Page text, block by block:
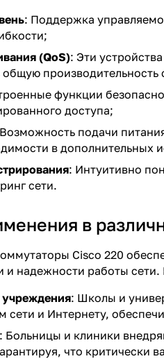
: Поддержка
(QoS): Эти
производительность
функции
доступа;
подачи
в дополнительных
: Интуитивно
сети.
в
Cisco 220
и надежности работы
: Школы и
сети и Интернету,
: Больницы и клиники
что критически